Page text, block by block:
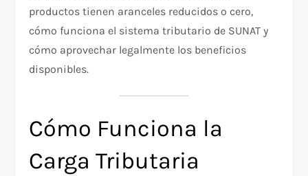
productos tienen aranceles reducidos o cero,
cómo funciona el sistema tributario de SUNAT y
cómo aprovechar legalmente los beneficios
disponibles.
Cómo Funciona la
Carga Tributaria